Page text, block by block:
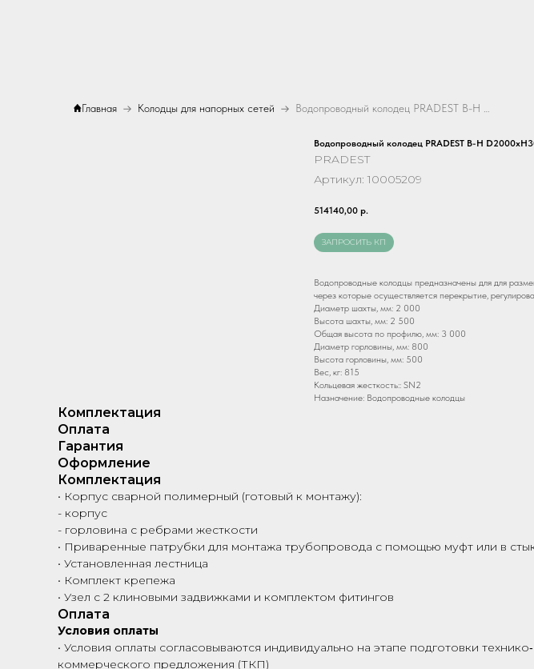
Главная Колодцы для напорных сетей Водопроводный колодец PRADEST В-Н
Водопроводный колодец PRADEST В-Н
PRADEST
Артикул: 10005209
514140,00 р.
ЗАПРОСИТЬ КП
Водопроводные колодцы предназначены для для
через которые осуществляется перекрытие,
Диаметр шахты, мм: 2 000
Высота шахты, мм: 2 500
Общая высота по профилю, мм: 3 000
Диаметр горловины, мм: 800
Высота горловины, мм: 500
Вес, кг: 815
Кольцевая жесткость:: SN2
Назначение: Водопроводные колодцы
Комплектация
Оплата
Гарантия
Оформление
Комплектация
• Корпус сварной полимерный (готовый к монтажу):
- корпус
- горловина с ребрами жесткости
• Приваренные патрубки для монтажа трубопровода с помощью муфт или в
• Установленная лестница
• Комплект крепежа
• Узел с 2 клиновыми задвижками и комплектом фитингов
Оплата
Условия оплаты
• Условия оплаты согласовываются индивидуально на этапе подготовки технико‑
коммерческого предложения (ТКП)